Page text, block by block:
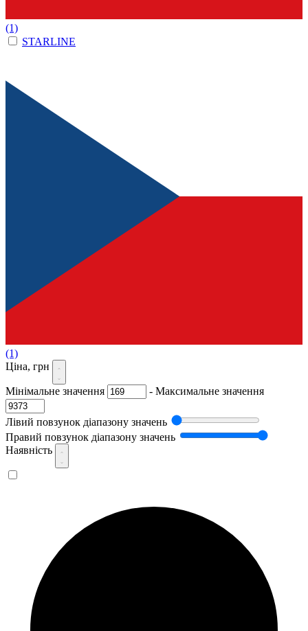
(1)
STARLINE
(1)
Ціна, грн
Мінімальне значення - Максимальне значення
Лівий повзунок діапазону значень
Правий повзунок діапазону значень
Наявність